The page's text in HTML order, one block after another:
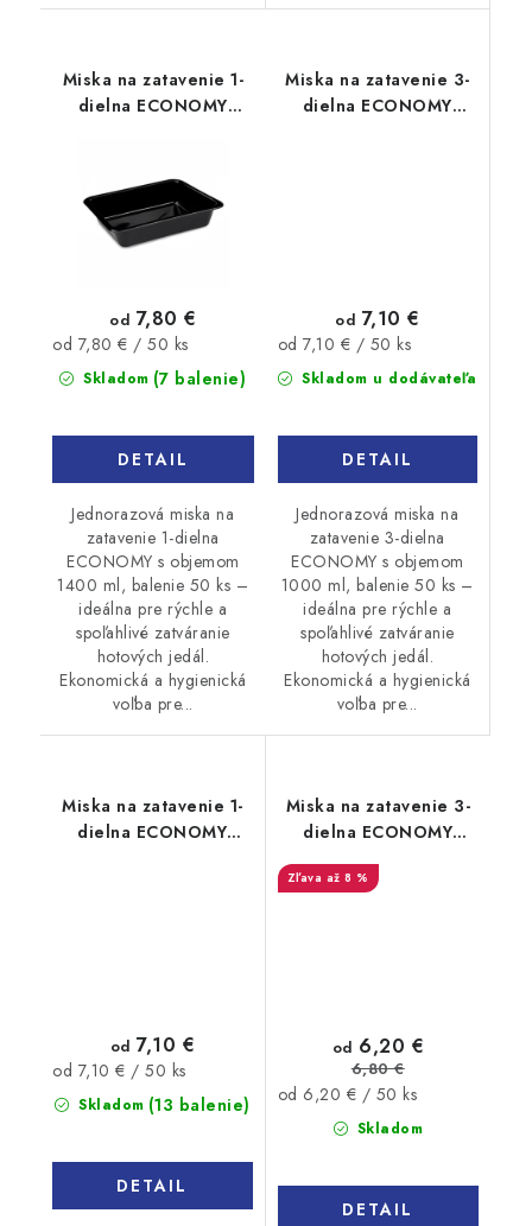
Miska na zatavenie 1-
dielna ECONOMY
Skladom (7 balenie)
od 7,80 €
Jednotková
cena:
od 7,80 € / 50 ks
DETAIL
Jednorazová miska na
zatavenie 1-dielna
ECONOMY s objemom
1400 ml, balenie 50 ks –
ideálna pre rýchle a
spoľahlivé zatváranie
hotových jedál.
Ekonomická a hygienická
voľba pre...
Miska na zatavenie 3-
dielna ECONOMY
Skladom u dodávateľa
od 7,10 €
Jednotková
cena:
od 7,10 € / 50 ks
DETAIL
Jednorazová miska na
zatavenie 3-dielna
ECONOMY s objemom
1000 ml, balenie 50 ks –
ideálna pre rýchle a
spoľahlivé zatváranie
hotových jedál.
Ekonomická a hygienická
voľba pre...
Miska na zatavenie 1-
dielna ECONOMY
Skladom (13 balenie)
od 7,10 €
Jednotková
cena:
od 7,10 € / 50 ks
DETAIL
Miska na zatavenie 3-
dielna ECONOMY
1400ml 50ks
až 8 %
Skladom
od 6,20 €
6,80 €
Jednotková
od 6,20 € / 50 ks
DETAIL